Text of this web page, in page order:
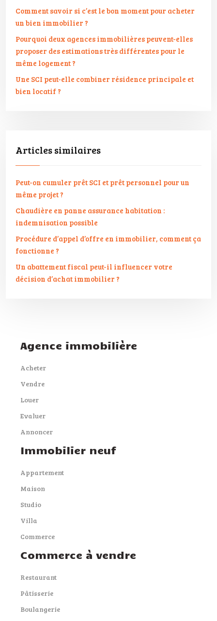
Comment savoir si c’est le bon moment pour acheter
un bien immobilier ?
Pourquoi deux agences immobilières peuvent-elles
proposer des estimations très différentes pour le
même logement ?
Une SCI peut-elle combiner résidence principale et
bien locatif ?
Articles similaires
Peut-on cumuler prêt SCI et prêt personnel pour un
même projet ?
Chaudière en panne assurance habitation :
indemnisation possible
Procédure d’appel d’offre en immobilier, comment ça
fonctionne ?
Un abattement fiscal peut-il influencer votre
décision d’achat immobilier ?
Agence immobilière
Acheter
Vendre
Louer
Evaluer
Annoncer
Immobilier neuf
Appartement
Maison
Studio
Villa
Commerce
Commerce à vendre
Restaurant
Pâtisserie
Boulangerie